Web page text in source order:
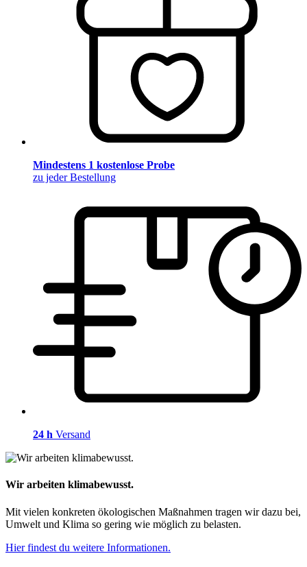
Mindestens 1 kostenlose Probe
zu jeder Bestellung
24 h Versand
Wir arbeiten klimabewusst.
Mit vielen konkreten ökologischen Maßnahmen tragen wir dazu bei,
Umwelt und Klima so gering wie möglich zu belasten.
Hier findest du weitere Informationen.